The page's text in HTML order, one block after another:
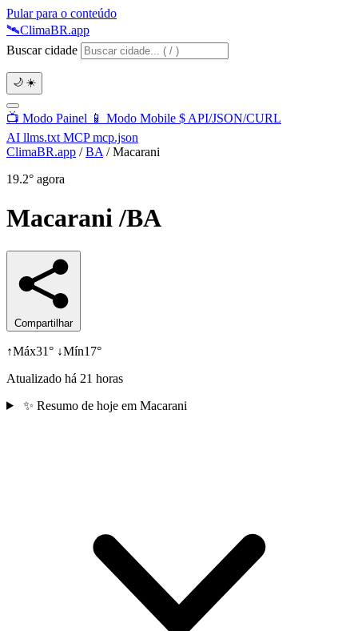
Pular para o conteúdo
🛰️ClimaBR.app
Buscar cidade
🌙 ☀️
📺 Modo Painel 📱 Modo Mobile $ API/JSON/CURL
AI llms.txt MCPmcp.json
ClimaBR.app / BA / Macarani
19.2° agora
Macarani/BA
Compartilhar
↑Máx31° ↓Mín17°
Atualizado há 21 horas
✨ Resumo de hoje em Macarani